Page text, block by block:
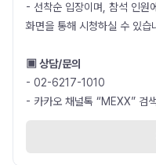
- 선착순 입장이며, 참석 인원
화면을 통해 시청하실 수 있습
▣ 상담/문의
- 02-6217-1010
- 카카오 채널톡 “MEXX” 검색